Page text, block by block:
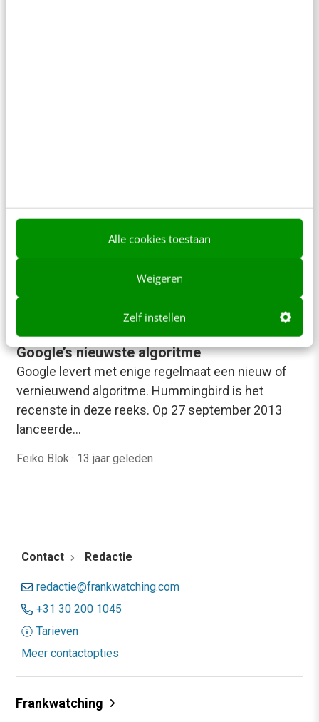
Alle cookies toestaan
Weigeren
Zelf instellen
Hummingbird: wat je moet weten over
Google’s nieuwste algoritme
Google levert met enige regelmaat een nieuw of
vernieuwend algoritme. Hummingbird is het
recenste in deze reeks. Op 27 september 2013
lanceerde…
Feiko Blok · 13 jaar geleden
Contact Redactie
redactie@frankwatching.com
+31 30 200 1045
Tarieven
Meer contactopties
Frankwatching